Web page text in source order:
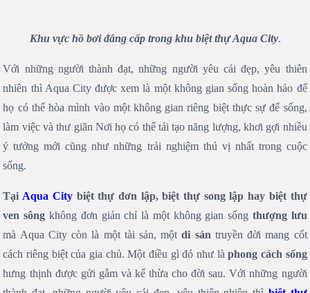
Khu vực hồ bơi đẳng cấp trong khu biệt thự Aqua City.
Với những người thành đạt, những người yêu cái đẹp, yêu thiên
nhiên thì Aqua City được xem là một không gian sống hoàn hảo để
họ có thể hòa mình vào một không gian riêng biệt thực sự để sống,
làm việc và thư giãn Nơi họ có thể tái tạo năng lượng, khơi gợi nhiều
ý tưởng mới cũng như những trải nghiệm thú vị nhất trong cuộc
sống.
Tại Aqua Citybiệt thự đơn lập, biệt thự song lập hay biệt thự
ven sông không đơn giản chỉ là một không gian sống thượng lưu
mà Aqua City còn là một tài sản, mộtdi sản truyền đời mang cốt
cách riêng biệt của gia chủ. Một điều gì đó như làphong cách sống
hưng thịnh được gửi gắm và kế thừa cho đời sau. Với những người